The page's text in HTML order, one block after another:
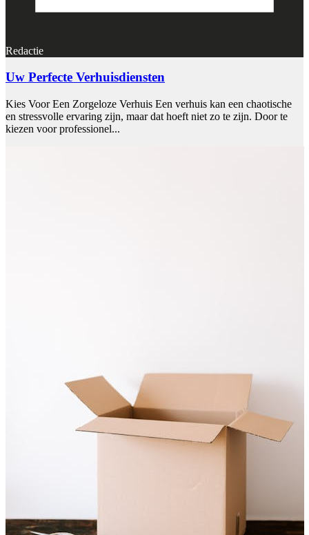
Redactie
Uw Perfecte Verhuisdiensten
Kies Voor Een Zorgeloze Verhuis Een verhuis kan een chaotische
en stressvolle ervaring zijn, maar dat hoeft niet zo te zijn. Door te
kiezen voor professionel...